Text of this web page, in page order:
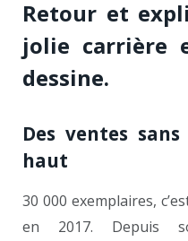
Retour et
jolie carrière
dessine.
Des ventes
haut
30 000 exemplaires,
en 2017. Depuis